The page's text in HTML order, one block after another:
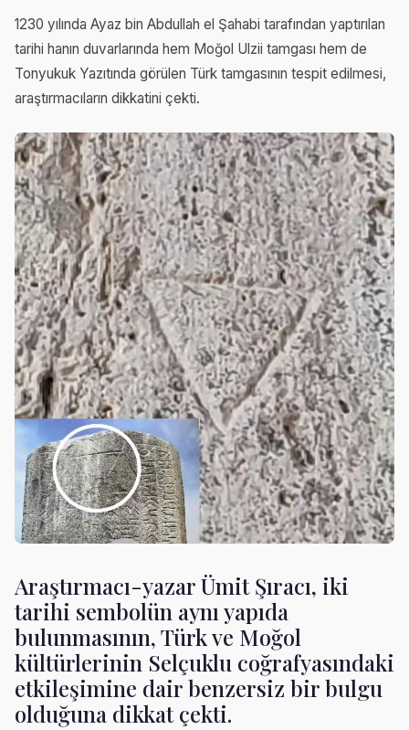
1230 yılında Ayaz bin Abdullah el Şahabi tarafından yaptırılan
tarihi hanın duvarlarında hem Moğol Ulzii tamgası hem de
Tonyukuk Yazıtında görülen Türk tamgasının tespit edilmesi,
araştırmacıların dikkatini çekti.
Araştırmacı-yazar Ümit Şıracı, iki
tarihi sembolün aynı yapıda
bulunmasının, Türk ve Moğol
kültürlerinin Selçuklu coğrafyasındaki
etkileşimine dair benzersiz bir bulgu
olduğuna dikkat çekti.